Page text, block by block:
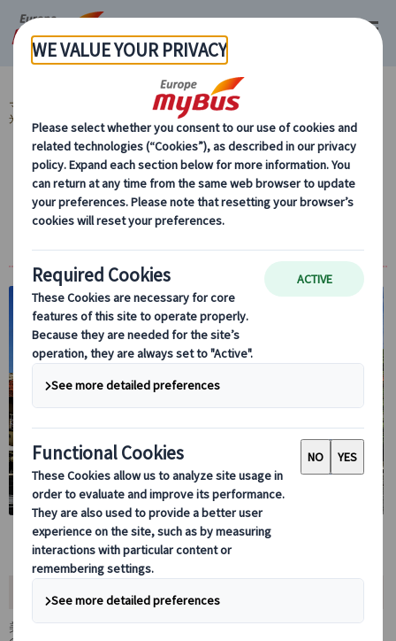
マイバス・ヨーロッパ ハンガリー (14) ブダペスト (14)
光 (9)
【日本語公認ガイド＆専用車付】ハンガリー
の歴史とワインを味わう エゲルと美女の谷
美しく歴史ある町エゲルを観光し、美女の谷では世界でも有名なエゲル